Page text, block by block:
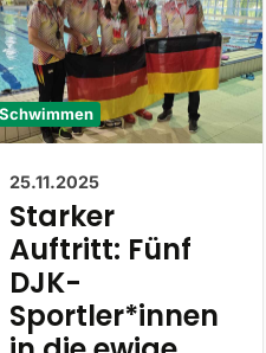
Schwimmen
25.11.2025
Starker Auftritt:
Fünf DJK-
Sportler*innen
in die ewige